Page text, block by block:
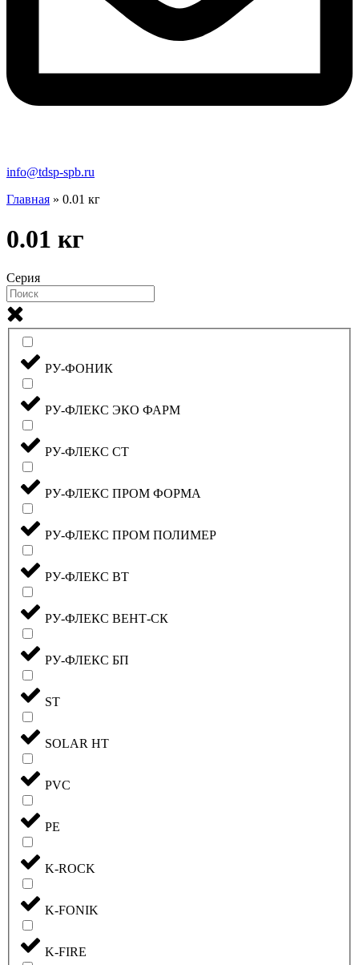
info@tdsp-spb.ru
Главная » 0.01 кг
0.01 кг
Серия
РУ-ФОНИК
РУ-ФЛЕКС ЭКО ФАРМ
РУ-ФЛЕКС СТ
РУ-ФЛЕКС ПРОМ ФОРМА
РУ-ФЛЕКС ПРОМ ПОЛИМЕР
РУ-ФЛЕКС ВТ
РУ-ФЛЕКС ВЕНТ-СК
РУ-ФЛЕКС БП
ST
SOLAR HT
PVC
PE
K-ROCK
K-FONIK
K-FIRE